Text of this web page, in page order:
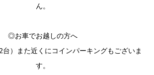
ん。
◎お車でお越しの方へ
）また近くにコインパーキングもございま
す。